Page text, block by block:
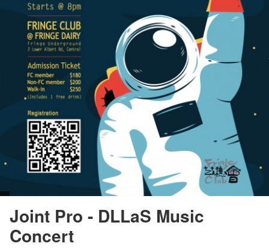
Joint Pro - DLLaS Music
Concert